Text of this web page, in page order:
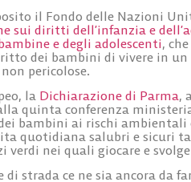
il Fondo delle Nazioni
sui diritti dell’infanzia e
e degli adolescenti,
dei bambini di vivere in un
pericolose.
la Dichiarazione di Parma,
quinta conferenza
bambini ai rischi
quotidiana salubri e sicuri
verdi nei quali giocare e
di strada ce ne sia ancora da